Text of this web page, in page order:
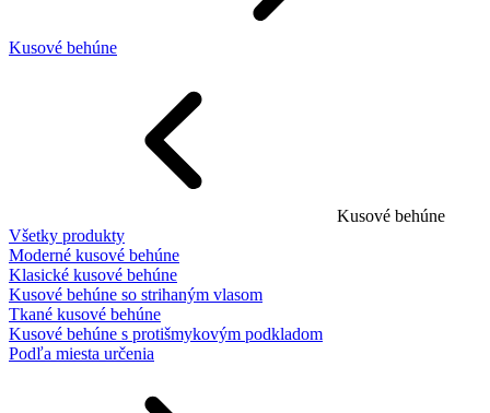
Kusové behúne
Kusové behúne
Všetky produkty
Moderné kusové behúne
Klasické kusové behúne
Kusové behúne so strihaným vlasom
Tkané kusové behúne
Kusové behúne s protišmykovým podkladom
Podľa miesta určenia